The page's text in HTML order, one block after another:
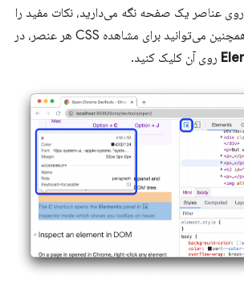
عناصر یک صفحه نگه می‌دارید، نکات مفید را
به شما نشان می‌دهد. همچنین می‌توانید برای مشاهده CSS هر عنصر، در
روی آن کلیک کنید.